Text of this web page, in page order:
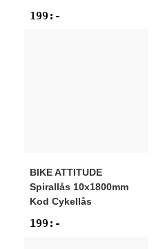
199 :-
BIKE ATTITUDE
Spirallås 10x1800mm
Kod Cykellås
199 :-